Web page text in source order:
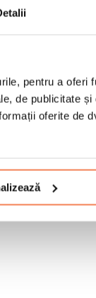
pentru a oferi
de publicitate
oferite de